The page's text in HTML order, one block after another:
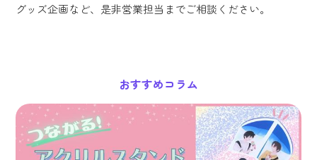
グッズ企画など、是非営業担当までご相談ください。
おすすめコラム